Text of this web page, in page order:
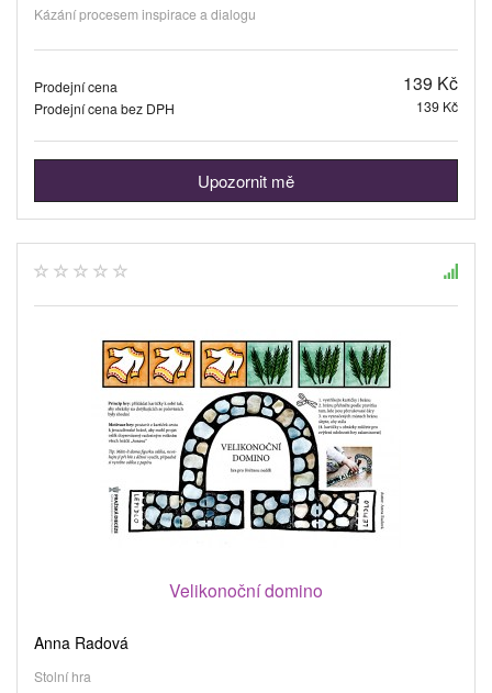
Kázání procesem inspirace a dialogu
Prodejní cena 139 Kč
Prodejní cena bez DPH 139 Kč
Upozornit mě
Velikonoční domino
Anna Radová
Stolní hra